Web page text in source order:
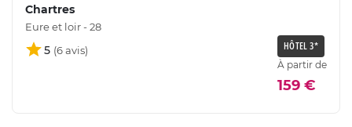
Chartres
Eure et loir - 28
5 HÔTEL 3*
À partir de
159 €